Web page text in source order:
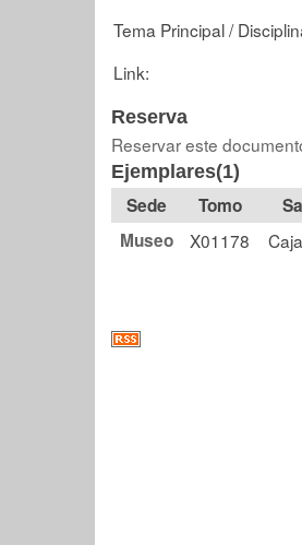
Tema Principal /
Link:
Reserva
Reservar este
Ejemplares(1)
Tomo
Museo
X01178